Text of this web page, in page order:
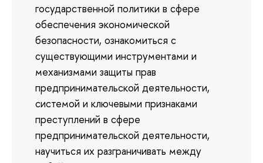
государственной политики в сфере
обеспечения экономической
безопасности, ознакомиться с
существующими инструментами и
механизмами защиты прав
предпринимательской деятельности,
системой и ключевыми признаками
преступлений в сфере
предпринимательской деятельности,
научиться их разграничивать между